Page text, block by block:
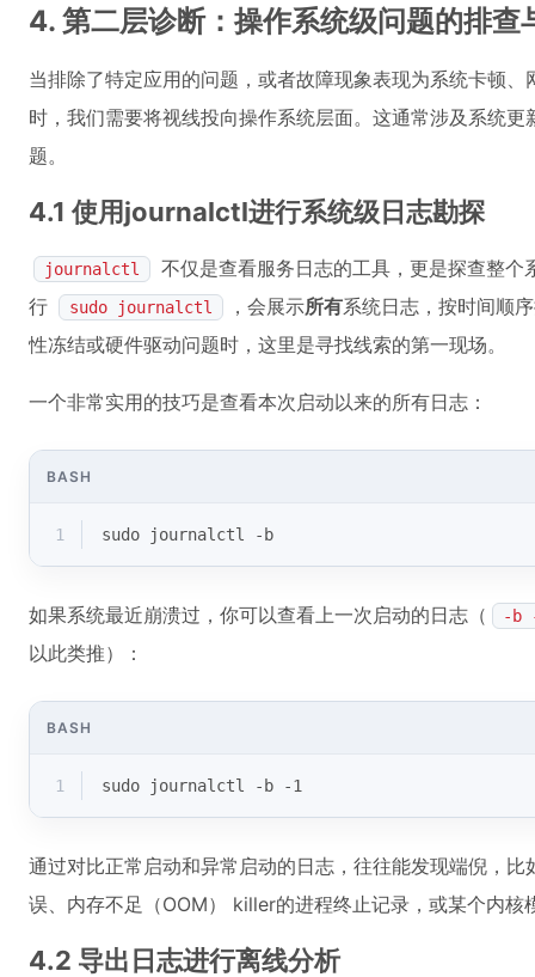
4. 第二层诊断：操作系统级问题的排查
当排除了特定应用的问题，或者故障现象表现为系统卡顿
时，我们需要将视线投向操作系统层面。这通常涉及系统
题。
4.1 使用journalctl进行系统级日志勘探
journalctl
不仅是查看服务日志的工具，更是探查整个
行
sudo journalctl ，会展示所有系统日志，按时间顺
性冻结或硬件驱动问题时，这里是寻找线索的第一现场。
一个非常实用的技巧是查看本次启动以来的所有日志：
BASH
1 sudo journalctl -b
如果系统最近崩溃过，你可以查看上一次启动的日志（ -b
以此类推）：
BASH
1 sudo journalctl -b -1
通过对比正常启动和异常启动的日志，往往能发现端倪，
误、内存不足（OOM） killer的进程终止记录，或某个内核
4.2 导出日志进行离线分析